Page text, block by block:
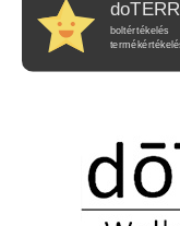
boltértékelés